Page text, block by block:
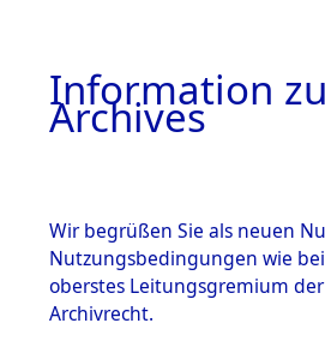
Information
Archives
Wir begrüßen Sie als neuen
Nutzungsbedingungen wie
oberstes Leitungsgremium
Archivrecht.